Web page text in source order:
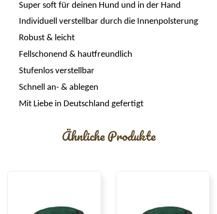
Super soft für deinen Hund und in der Hand
Individuell verstellbar durch die Innenpolsterung
Robust & leicht
Fellschonend & hautfreundlich
Stufenlos verstellbar
Schnell an- & ablegen
Mit Liebe in Deutschland gefertigt
Ähnliche Produkte